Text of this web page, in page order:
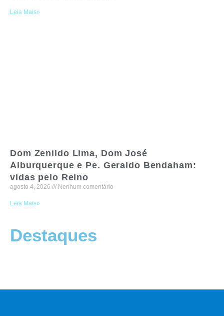
Leia Mais»
Dom Zenildo Lima, Dom José
Alburquerque e Pe. Geraldo Bendaham:
vidas pelo Reino
agosto 4, 2026 Nenhum comentário
Leia Mais»
Destaques